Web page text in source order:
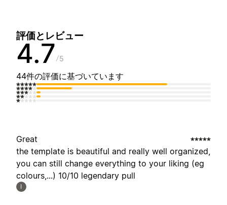
評価とレビュー
4.7 5
44件の評価に基づいています
Great
the template is beautiful and really well organized,
you can still change everything to your liking (eg
colours,...) 10/10 legendary pull
I